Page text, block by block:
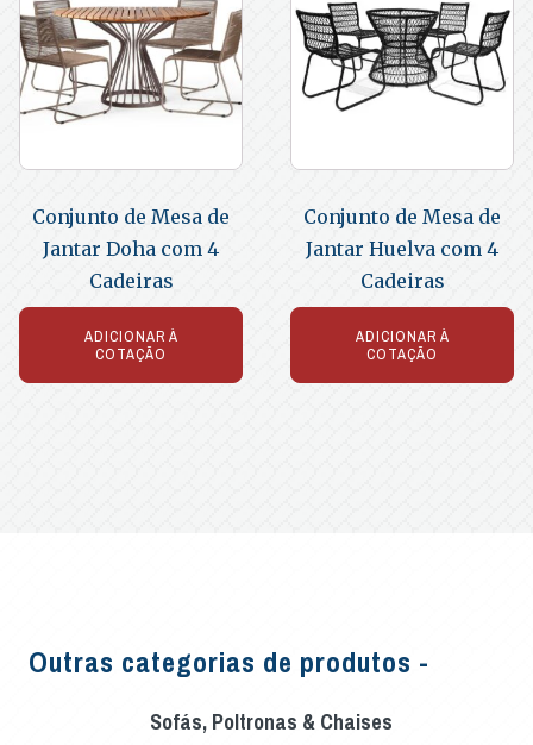
Conjunto de Mesa de
Jantar Doha com 4
Cadeiras
ADICIONAR À
COTAÇÃO
Conjunto de Mesa de
Jantar Huelva com 4
Cadeiras
ADICIONAR À
COTAÇÃO
Outras categorias de produtos -
Sofás, Poltronas & Chaises